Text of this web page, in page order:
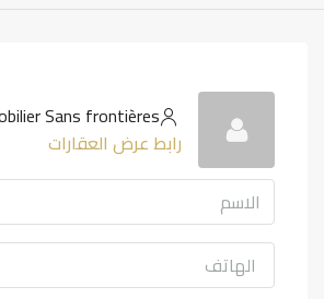
Sans frontières
رابط عرض العقارات